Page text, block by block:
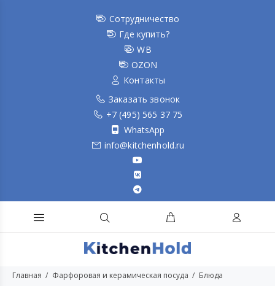
Сотрудничество
Где купить?
WB
OZON
Контакты
Заказать звонок
+7 (495) 565 37 75
WhatsApp
info@kitchenhold.ru
Главная Фарфоровая и керамическая посуда
Блюда